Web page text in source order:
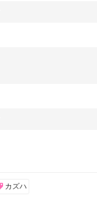
カズハ